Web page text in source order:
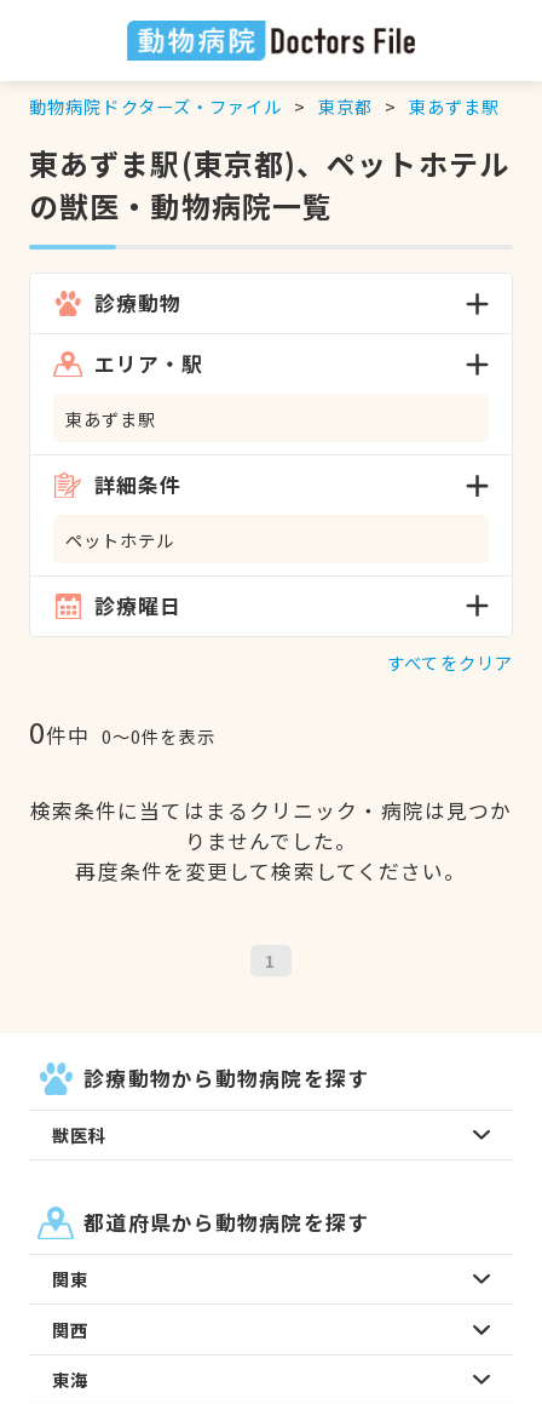
動物病院ドクターズ・ファイル 東京都 東あずま駅
東あずま駅(東京都)、ペットホテル
の獣医・動物病院一覧
診療動物
エリア・駅
東あずま駅
詳細条件
ペットホテル
診療曜日
すべてをクリア
0件中 0〜0件を表示
検索条件に当てはまるクリニック・病院は見つか
りませんでした。
再度条件を変更して検索してください。
1
診療動物から動物病院を探す
獣医科
都道府県から動物病院を探す
関東
関西
東海